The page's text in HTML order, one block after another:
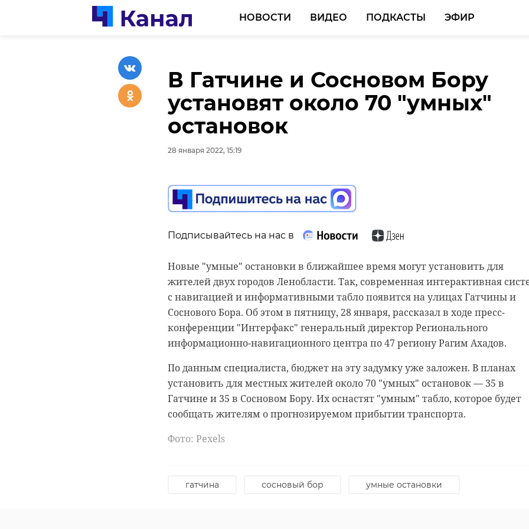
НОВОСТИ ВИДЕО ПОДКАСТЫ ЭФИР
В Гатчине и Сосновом Бору
установят около 70 "умных"
остановок
28 января 2022, 15:19
Подписывайтесь на нас в
Новые "умные" остановки в ближайшее время могут установить для
жителей двух городов Ленобласти. Так, современная интерактивная
с навигацией и информативными табло появится на улицах Гатчины и
Соснового Бора. Об этом в пятницу, 28 января, рассказал в ходе пресс-
конференции "Интерфакс" генеральный директор Регионального
информационно-навигационного центра по 47 региону Рагим Ахадов.
По данным специалиста, бюджет на эту задумку уже заложен. В планах
установить для местных жителей около 70 "умных" остановок — 35 в
Гатчине и 35 в Сосновом Бору. Их оснастят "умным" табло, которое будет
сообщать жителям о прогнозируемом прибытии транспорта.
Фото: Pexels
гатчина сосновый бор умные остановки
В Ленобласти утвердили
единый стандарт для детских и
спортивных площадок
28 января 2022, 14:45
Подписывайтесь на нас в
области утвердили единый стандарт для детских, спортивных и досуговых
На Мурманском шоссе огонь
уничтожил БМВ